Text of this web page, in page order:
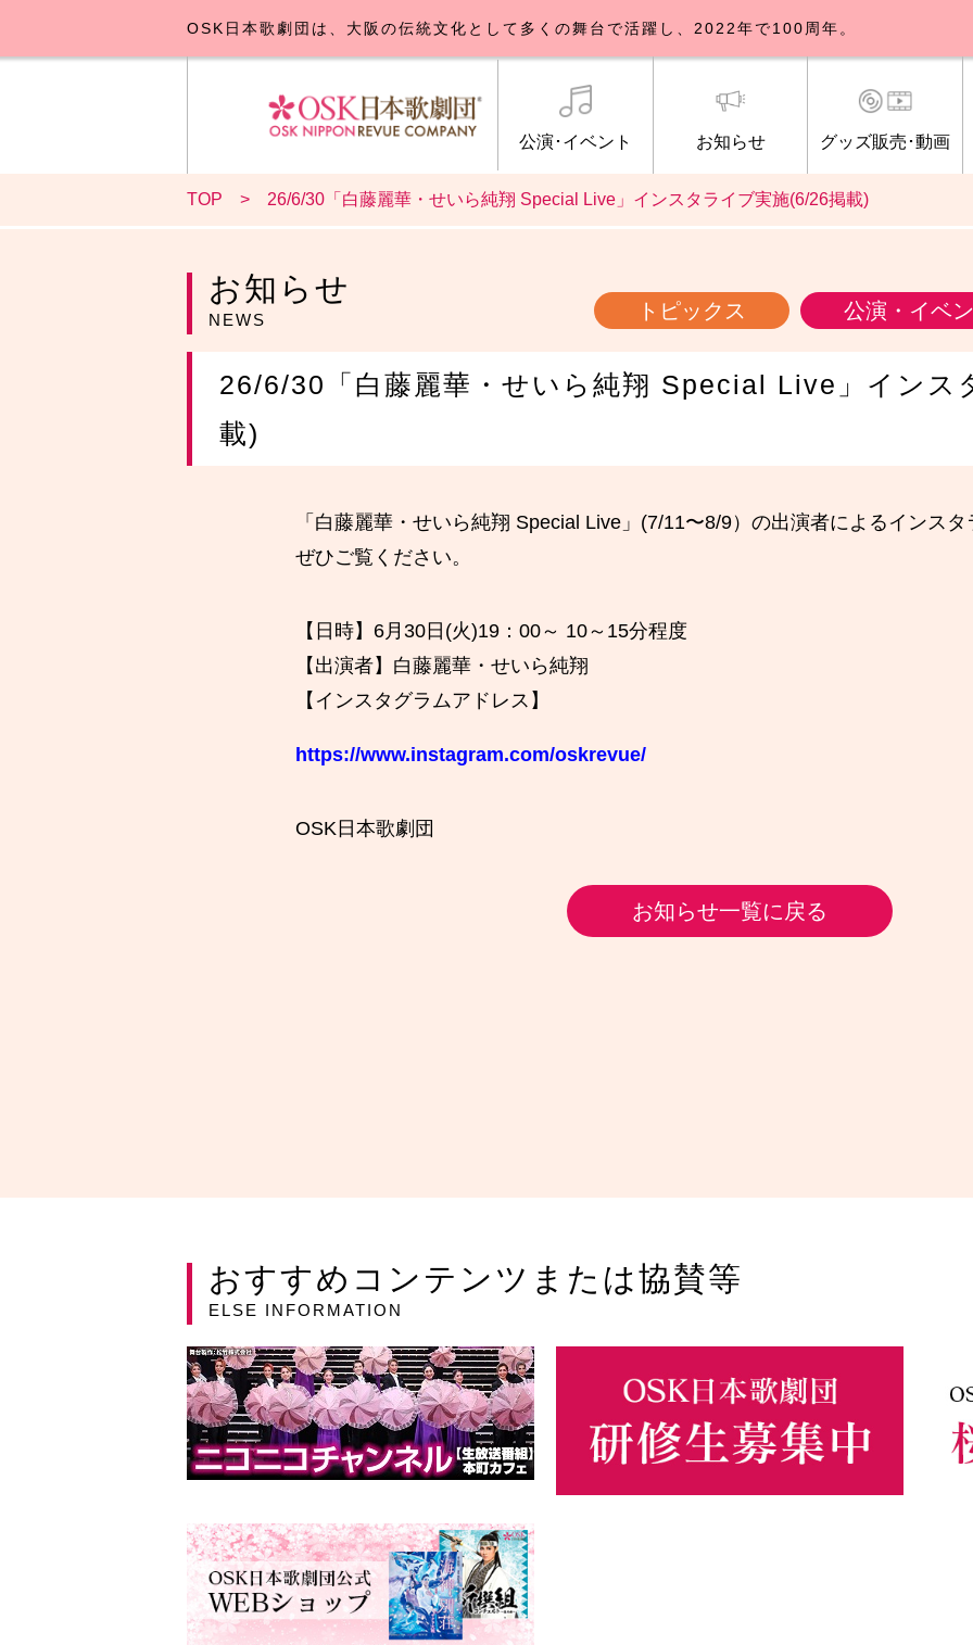
OSK日本歌劇団は、大阪の伝統文化として多くの舞台で活躍し、2022年で100周年。
公演･イベント
公演･イベント ブルックリンパーラー公演 ご観覧マナーに
お知らせ
お知らせ一覧 トピックス 公演･イベント
グッズ販売･動画
公式グッズ販売 オンライン配信
OSK日本歌劇団について 研修生募集について 公式ファンクラ
TOP 26/6/30「白藤麗華・せいら純翔 Special Live」インスタライブ実施(6/26掲載)
お知らせ
NEWS トピックス 公演・イベ
26/6/30「白藤麗華・せいら純翔 Special Live」インス
載)
「白藤麗華・せいら純翔 Special Live」(7/11〜8/9）の出演者によるインスタ
ぜひご覧ください。
【日時】6月30日(火)19：00～ 10～15分程度
【出演者】白藤麗華・せいら純翔
【インスタグラムアドレス】
https://www.instagram.com/oskrevue/
OSK日本歌劇団
お知らせ一覧に戻る
おすすめコンテンツまたは協賛等
ELSE INFORMATION